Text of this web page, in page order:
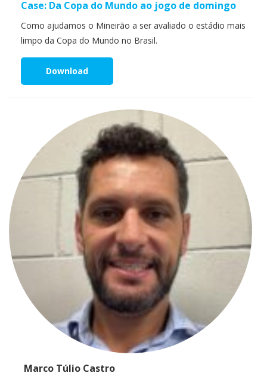
Case: Da Copa do Mundo ao jogo de domingo
Como ajudamos o Mineirão a ser avaliado o estádio mais
limpo da Copa do Mundo no Brasil.
Download
Marco Túlio Castro